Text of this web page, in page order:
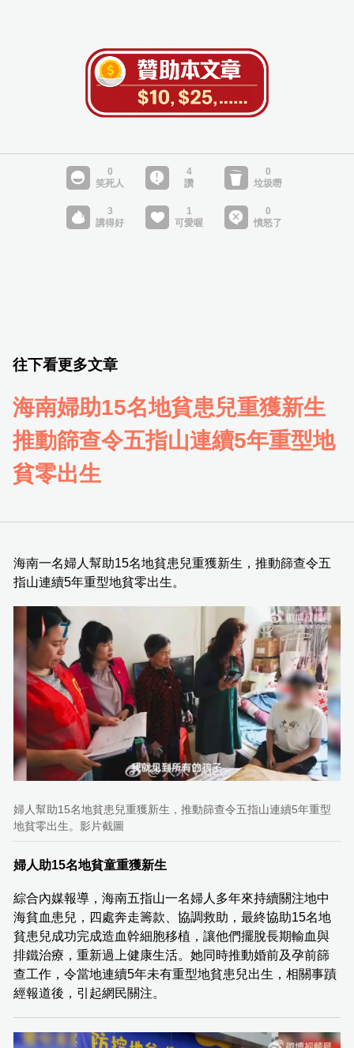
往下看更多文章
海南婦助15名地貧患兒重獲新生
推動篩查令五指山連續5年重型地
貧零出生
海南一名婦人幫助15名地貧患兒重獲新生，推動篩查令五
指山連續5年重型地貧零出生。
婦人幫助15名地貧患兒重獲新生，推動篩查令五指山連續5年重型
地貧零出生。影片截圖
婦人助15名地貧童重獲新生
綜合內媒報導，海南五指山一名婦人多年來持續關注地中
海貧血患兒，四處奔走籌款、協調救助，最終協助15名地
貧患兒成功完成造血幹細胞移植，讓他們擺脫長期輸血與
排鐵治療，重新過上健康生活。她同時推動婚前及孕前篩
查工作，令當地連續5年未有重型地貧患兒出生，相關事蹟
經報道後，引起網民關注。